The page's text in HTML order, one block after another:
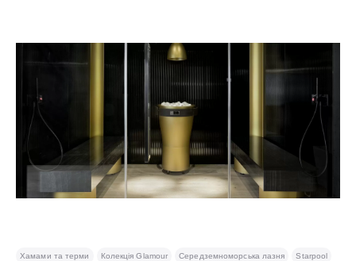
Хамами та терми Колекція Glamour Середземноморська лазня Starpool